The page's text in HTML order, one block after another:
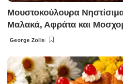
Μουστοκούλουρα Νηστίσιμα
Μαλακά, Αφράτα και
Posted
George Zolis